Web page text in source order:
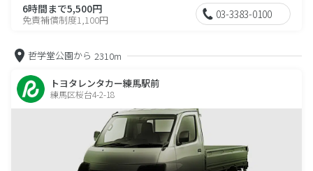
6時間まで5,500円
免責補償制度1,100円 03-3383-0100
哲学堂公園から 2310m
トヨタレンタカー練馬駅前
練馬区桜台4-2-18